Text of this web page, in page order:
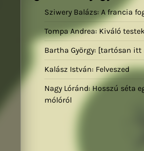
Sziwery Balázs: A francia
Tompa Andrea: Kiváló testek
Bartha György: [tartósan itt
Kalász István: Felveszed
Nagy Lóránd: Hosszú séta
mólóról